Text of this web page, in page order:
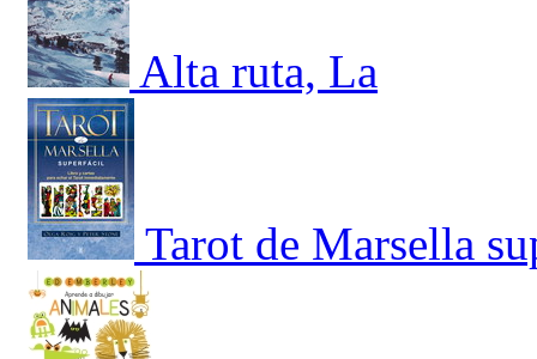
Alta ruta, La
Tarot de Marsella